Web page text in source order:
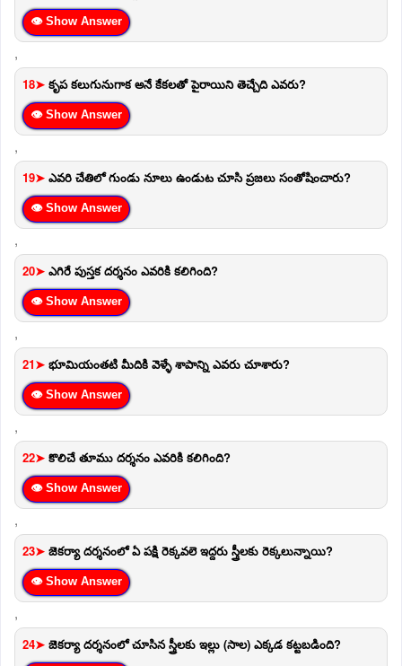
👁 Show Answer
,
18➤ కృప కలుగునుగాక అనే కేకలతో పైరాయిని తెచ్చేది ఎవరు?
👁 Show Answer
,
19➤ ఎవరి చేతిలో గుండు నూలు ఉండుట చూసి ప్రజలు సంతోషించారు?
👁 Show Answer
,
20➤ ఎగిరే పుస్తక దర్శనం ఎవరికి కలిగింది?
👁 Show Answer
,
21➤ భూమియంతటి మీదికి వెళ్ళే శాపాన్ని ఎవరు చూశారు?
👁 Show Answer
,
22➤ కొలిచే తూము దర్శనం ఎవరికి కలిగింది?
👁 Show Answer
,
23➤ జెకర్యా దర్శనంలో ఏ పక్షి రెక్కవలె ఇద్దరు స్త్రీలకు రెక్కలున్నాయి?
👁 Show Answer
,
24➤ జెకర్యా దర్శనంలో చూసిన స్త్రీలకు ఇల్లు (సాల) ఎక్కడ కట్టబడింది?